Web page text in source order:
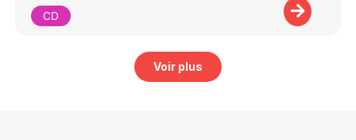
CD
Voir plus